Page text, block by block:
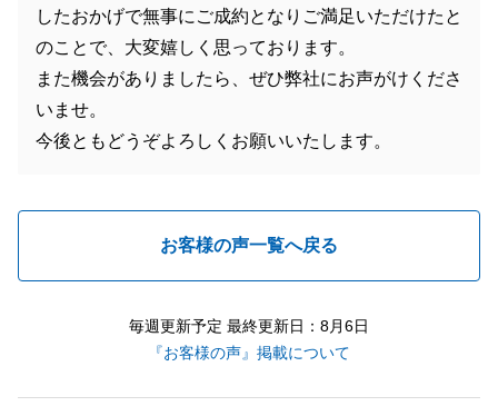
したおかげで無事にご成約となりご満足いただけたと
のことで、大変嬉しく思っております。
また機会がありましたら、ぜひ弊社にお声がけくださ
いませ。
今後ともどうぞよろしくお願いいたします。
お客様の声一覧へ戻る
毎週更新予定 最終更新日：8月6日
『お客様の声』掲載について